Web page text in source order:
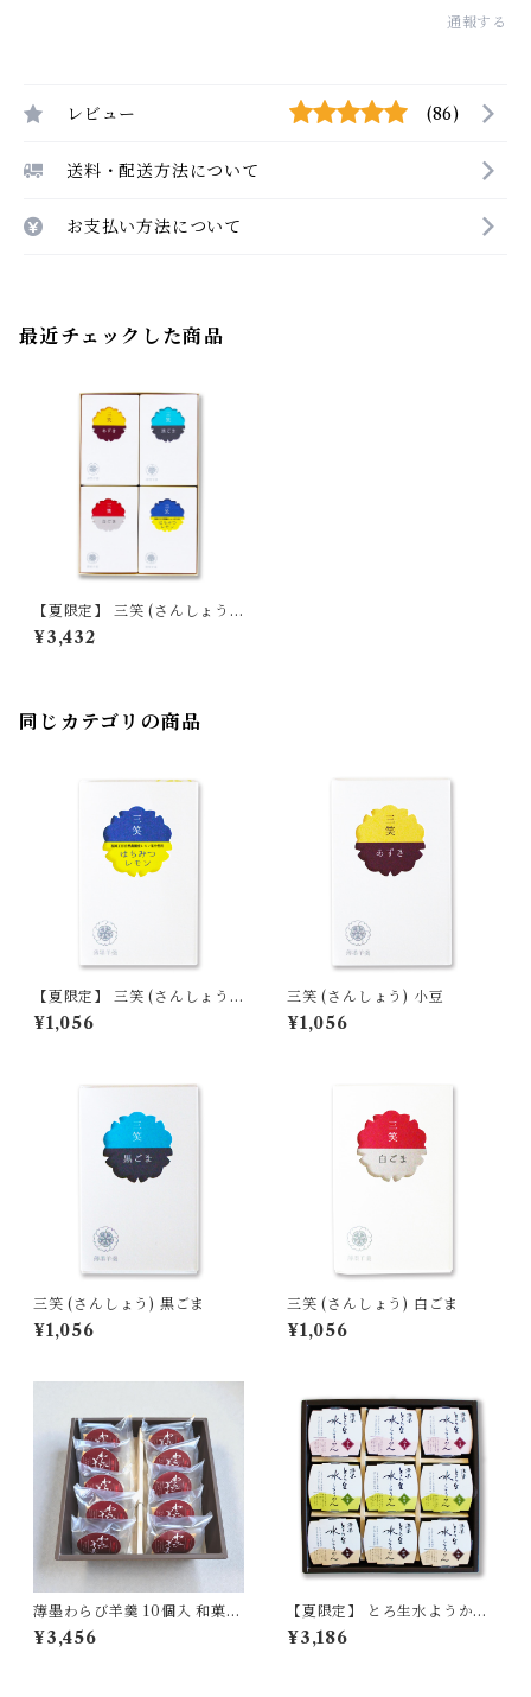
通報する
レビュー (86)
送料・配送方法について
お支払い方法について
最近チェックした商品
【夏限定】 三笑 (さんしょう)
４本入り 詰合せ 【定番3種／
期間限定はちみつレモン】
¥3,432
同じカテゴリの商品
【夏限定】 三笑 (さんしょう)
はちみつレモン 単品 【季節限
定/期間限定】
¥1,056
三笑 (さんしょう) 小豆
¥1,056
三笑 (さんしょう) 黒ごま
¥1,056
三笑 (さんしょう) 白ごま
¥1,056
薄墨わらび羊羹 10個入 和菓子
デザート ご贈答 ギフト プレゼ
ント 御中元 御歳暮
¥3,456
【夏限定】 とろ生水ようかん
9個入 詰合せ 【季節限定/期間
限定】
¥3,186